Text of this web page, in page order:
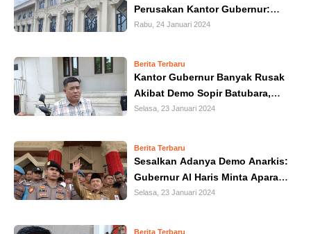
INFOGRAFIS
ADVERTORIAL
INDEKS
BERITA
Perusakan Kantor Gubernur:
GMM Minta Polisi Segera Tindak
Rabu, 24 Januari 2024
Berita Terbaru
Kantor Gubernur Banyak Rusak
Akibat Demo Sopir Batubara,
Muzakir: Polisi Sudah Lakukan
Selasa, 23 Januari 2024
Berita Terbaru
Sesalkan Adanya Demo Anarkis:
Gubernur Al Haris Minta Aparat
Segera Cari Dalang Kerusuhan
Selasa, 23 Januari 2024
Berita Terbaru